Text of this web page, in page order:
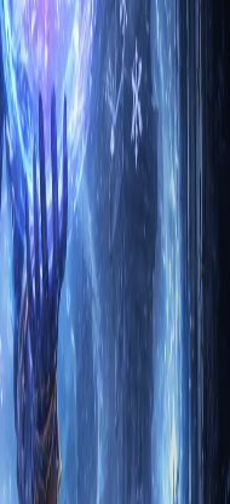
гидры
гидры в Diablo 3 — это
уничтожения враг…
через